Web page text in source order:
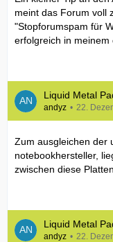
meint das Forum voll
"Stopforumspam für
erfolgreich in meinem
Liquid Metal
andyz 22.
Zum ausgleichen der
notebookhersteller,
zwischen diese
Liquid Metal
andyz 22.